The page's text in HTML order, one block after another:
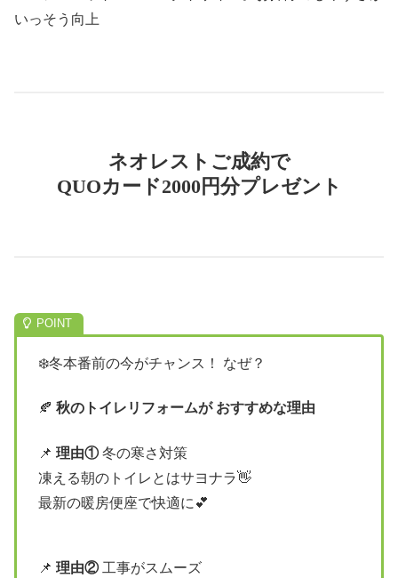
いっそう向上
ネオレストご成約で
QUOカード2000円分プレゼント
❄️冬本番前の今がチャンス！ なぜ？
🍂 秋のトイレリフォームが おすすめな理由
📌 理由①冬の寒さ対策
凍える朝のトイレとはサヨナラ👋
最新の暖房便座で快適に💕
📌 理由②工事がスムーズ